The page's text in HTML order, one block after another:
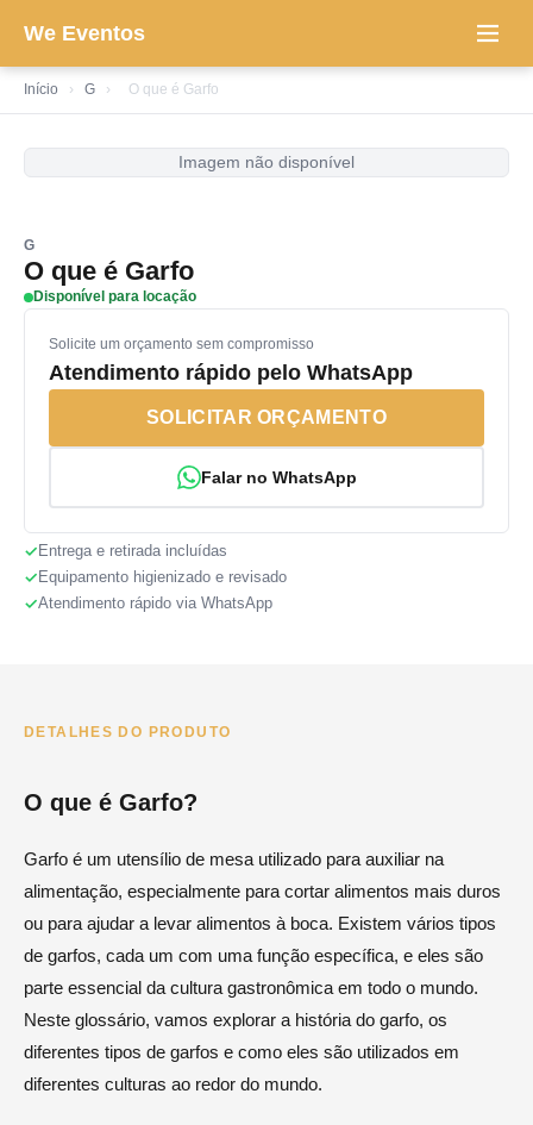
We Eventos
Início › G › O que é Garfo
Imagem não disponível
G
O que é Garfo
Disponível para locação
Solicite um orçamento sem compromisso
Atendimento rápido pelo WhatsApp
SOLICITAR ORÇAMENTO
Falar no WhatsApp
Entrega e retirada incluídas
Equipamento higienizado e revisado
Atendimento rápido via WhatsApp
DETALHES DO PRODUTO
O que é Garfo?
Garfo é um utensílio de mesa utilizado para auxiliar na
alimentação, especialmente para cortar alimentos mais duros
ou para ajudar a levar alimentos à boca. Existem vários tipos
de garfos, cada um com uma função específica, e eles são
parte essencial da cultura gastronômica em todo o mundo.
Neste glossário, vamos explorar a história do garfo, os
diferentes tipos de garfos e como eles são utilizados em
diferentes culturas ao redor do mundo.